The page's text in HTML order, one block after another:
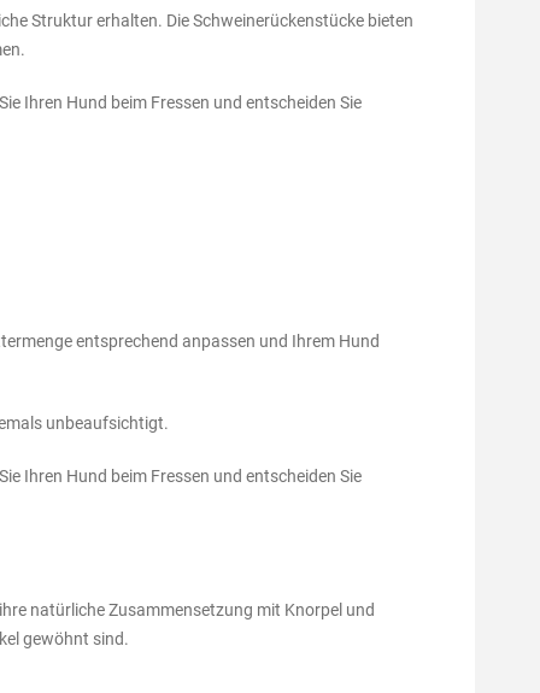
Struktur erhalten. Die Schweinerückenstücke bieten
Ihren Hund beim Fressen und entscheiden Sie
entsprechend anpassen und Ihrem Hund
unbeaufsichtigt.
Ihren Hund beim Fressen und entscheiden Sie
natürliche Zusammensetzung mit Knorpel und
gewöhnt sind.